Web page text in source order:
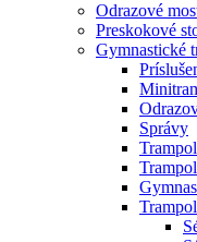
Odrazové
Preskokové
Gymnastické
Správy